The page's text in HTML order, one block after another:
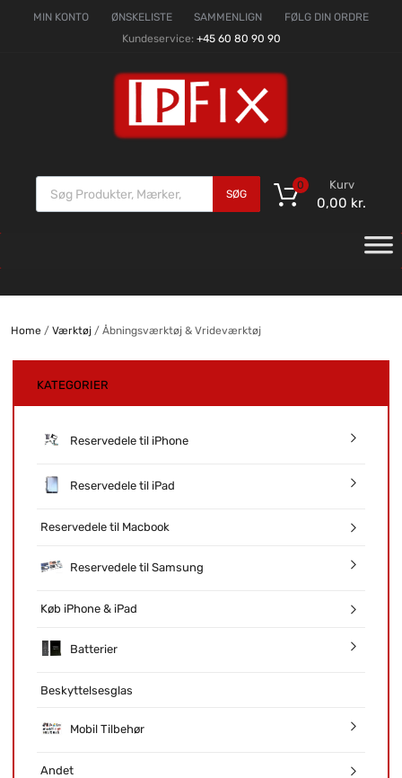
MIN KONTO ØNSKELISTE SAMMENLIGN
FØLG DIN ORDRE
Kundeservice: +45 60 80 90 90
SØG
Kurv
0,00 kr.
0
Home/ Værktøj/ Åbningsværktøj & Vrideværktøj
KATEGORIER
Reservedele til iPhone
Reservedele til iPad
Reservedele til Macbook
Reservedele til Samsung
Køb iPhone & iPad
Batterier
Beskyttelsesglas
Mobil Tilbehør
Andet